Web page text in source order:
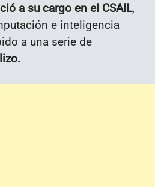
a su cargo en el CSAIL,
e inteligencia
a una serie de